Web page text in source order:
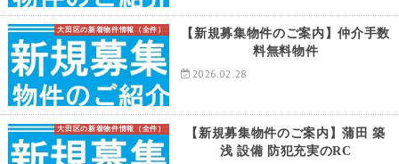
大田区の新着物件情報（全件）
【新規募集物件のご案内】仲介手数
料無料物件
2026.02.28
大田区の新着物件情報（全件）
【新規募集物件のご案内】蒲田 築
浅 設備 防犯充実のRC